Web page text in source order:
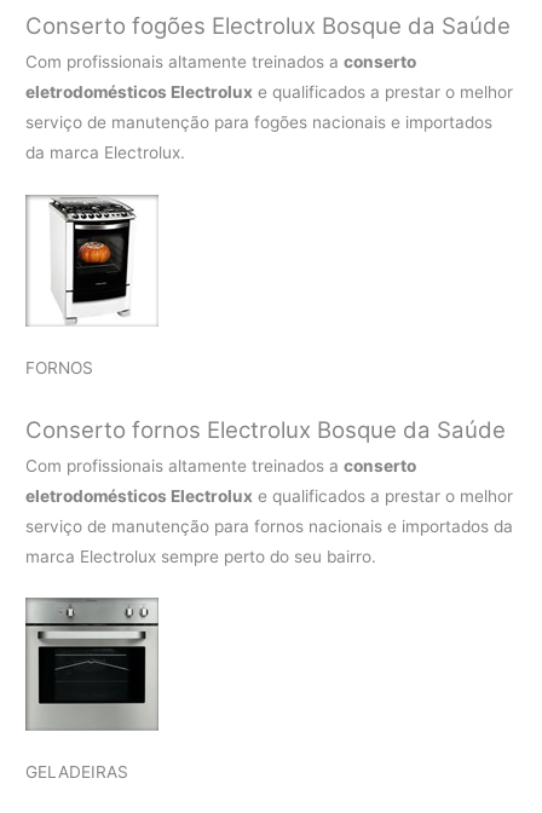
Conserto fogões Electrolux Bosque da Saúde
Com profissionais altamente treinados aconserto
eletrodomésticos Electrolux e qualificados a prestar o melhor
serviço de manutenção para fogões nacionais e importados
da marca Electrolux.
FORNOS
Conserto fornos Electrolux Bosque da Saúde
Com profissionais altamente treinados aconserto
eletrodomésticos Electrolux e qualificados a prestar o melhor
serviço de manutenção para fornos nacionais e importados da
marca Electrolux sempre perto do seu bairro.
GELADEIRAS